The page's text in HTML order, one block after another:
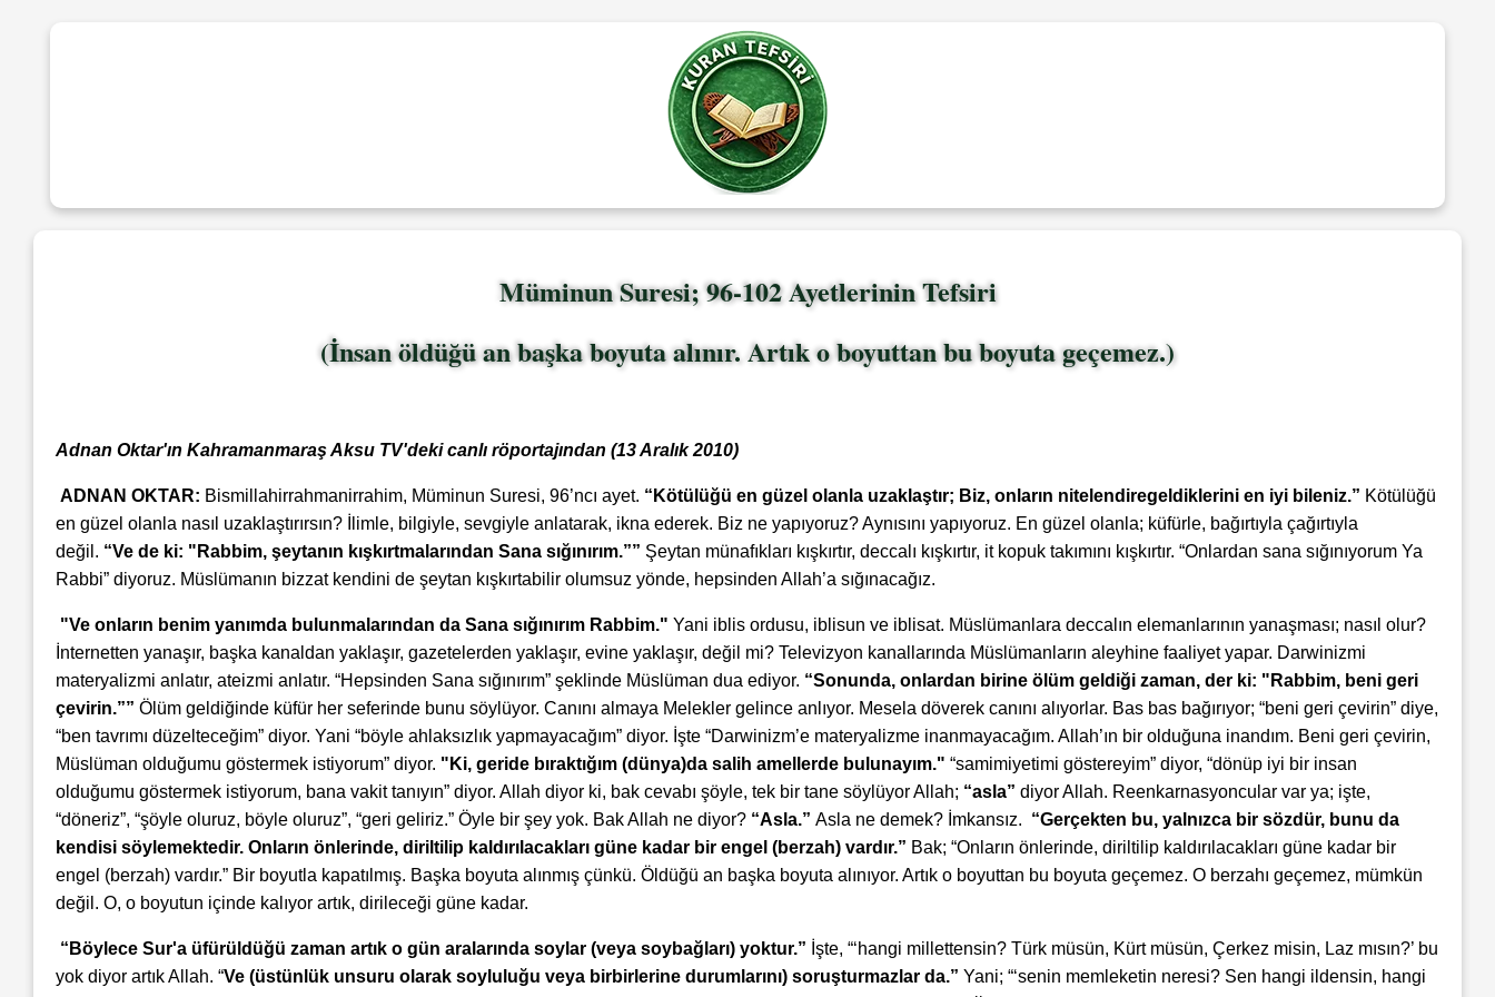
Müminun Suresi; 96-102 Ayetlerinin Tefsiri
(İnsan öldüğü an başka boyuta alınır. Artık o boyuttan bu boyuta geçemez.)
Adnan Oktar'ın Kahramanmaraş Aksu TV'deki canlı röportajından (13 Aralık 2010)
ADNAN OKTAR: Bismillahirrahmanirrahim, Müminun Suresi, 96’ncı ayet. “Kötülüğü en güzel olanla uzaklaştır; Biz, onların nitelendiregeldiklerini en iyi bileniz.” Kötülüğü
en güzel olanla nasıl uzaklaştırırsın? İlimle, bilgiyle, sevgiyle anlatarak, ikna ederek. Biz ne yapıyoruz? Aynısını yapıyoruz. En güzel olanla; küfürle, bağırtıyla çağırtıyla
değil. “Ve de ki: "Rabbim, şeytanın kışkırtmalarından Sana sığınırım.”” Şeytan münafıkları kışkırtır, deccalı kışkırtır, it kopuk takımını kışkırtır. “Onlardan sana sığınıyorum Ya
Rabbi” diyoruz. Müslümanın bizzat kendini de şeytan kışkırtabilir olumsuz yönde, hepsinden Allah’a sığınacağız.
"Ve onların benim yanımda bulunmalarından da Sana sığınırım Rabbim." Yani iblis ordusu, iblisun ve iblisat. Müslümanlara deccalın elemanlarının yanaşması; nasıl olur?
İnternetten yanaşır, başka kanaldan yaklaşır, gazetelerden yaklaşır, evine yaklaşır, değil mi? Televizyon kanallarında Müslümanların aleyhine faaliyet yapar. Darwinizmi
materyalizmi anlatır, ateizmi anlatır. “Hepsinden Sana sığınırım” şeklinde Müslüman dua ediyor. “Sonunda, onlardan birine ölüm geldiği zaman, der ki: "Rabbim, beni geri
çevirin.”” Ölüm geldiğinde küfür her seferinde bunu söylüyor. Canını almaya Melekler gelince anlıyor. Mesela döverek canını alıyorlar. Bas bas bağırıyor; “beni geri çevirin” diye,
“ben tavrımı düzelteceğim” diyor. Yani “böyle ahlaksızlık yapmayacağım” diyor. İşte “Darwinizm’e materyalizme inanmayacağım. Allah’ın bir olduğuna inandım. Beni geri çevirin,
Müslüman olduğumu göstermek istiyorum” diyor. "Ki, geride bıraktığım (dünya)da salih amellerde bulunayım." “samimiyetimi göstereyim” diyor, “dönüp iyi bir insan
olduğumu göstermek istiyorum, bana vakit tanıyın” diyor. Allah diyor ki, bak cevabı şöyle, tek bir tane söylüyor Allah; “asla” diyor Allah. Reenkarnasyoncular var ya; işte,
“döneriz”, “şöyle oluruz, böyle oluruz”, “geri geliriz.” Öyle bir şey yok. Bak Allah ne diyor? “Asla.” Asla ne demek? İmkansız. “Gerçekten bu, yalnızca bir sözdür, bunu da
kendisi söylemektedir. Onların önlerinde, diriltilip kaldırılacakları güne kadar bir engel (berzah) vardır.” Bak; “Onların önlerinde, diriltilip kaldırılacakları güne kadar bir
engel (berzah) vardır.” Bir boyutla kapatılmış. Başka boyuta alınmış çünkü. Öldüğü an başka boyuta alınıyor. Artık o boyuttan bu boyuta geçemez. O berzahı geçemez, mümkün
değil. O, o boyutun içinde kalıyor artık, dirileceği güne kadar.
“Böylece Sur'a üfürüldüğü zaman artık o gün aralarında soylar (veya soybağları) yoktur.” İşte, “‘hangi millettensin? Türk müsün, Kürt müsün, Çerkez misin, Laz mısın?’ bu
yok diyor artık Allah. “Ve (üstünlük unsuru olarak soyluluğu veya birbirlerine durumlarını) soruşturmazlar da.” Yani; “‘senin memleketin neresi? Sen hangi ildensin, hangi